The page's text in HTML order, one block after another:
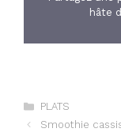
hâte
Catégories
PLATS
Smoothie